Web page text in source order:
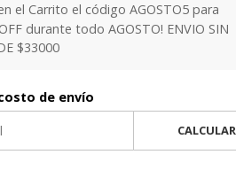
el Carrito el código AGOSTO5 para
durante todo AGOSTO! ENVIO SIN
$33000
de envío
CALCULAR